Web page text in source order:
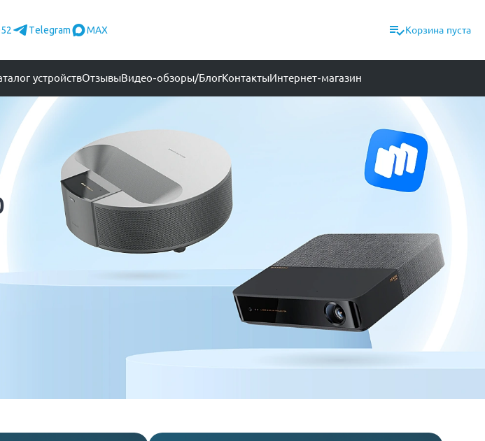
Telegram MAX Корзина пуста
устройствОтзывыВидео-обзоры/БлогКонтактыИнтернет-магазин